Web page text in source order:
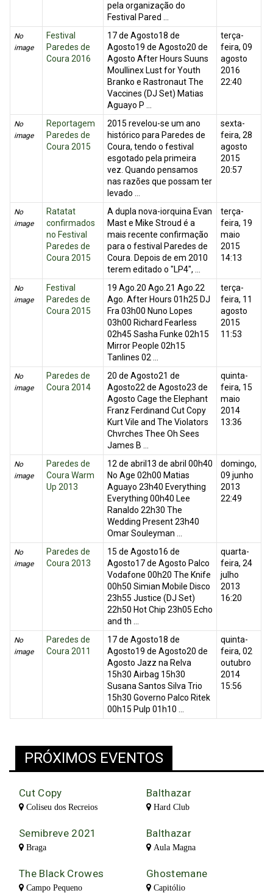
pela organização do
Festival Pared ...
No
image
Festival
Paredes de
Coura 2016
17 de Agosto18 de
Agosto19 de Agosto20 de
Agosto After Hours Suuns
Moullinex Lust for Youth
Branko e Rastronaut The
Vaccines (DJ Set) Matias
Aguayo P ...
terça-
feira, 09
agosto
2016
22:40
No
image
Reportagem
Paredes de
Coura 2015
2015 revelou-se um ano
histórico para Paredes de
Coura, tendo o festival
esgotado pela primeira
vez. Quando pensamos
nas razões que possam ter
levado ...
sexta-
feira, 28
agosto
2015
20:57
No
image
Ratatat
confirmados
no Festival
Paredes de
Coura 2015
A dupla nova-iorquina Evan
Mast e Mike Stroud é a
mais recente confirmação
para o festival Paredes de
Coura. Depois de em 2010
terem editado o "LP4", ...
terça-
feira, 19
maio
2015
14:13
No
image
Festival
Paredes de
Coura 2015
19 Ago.20 Ago.21 Ago.22
Ago. After Hours 01h25 DJ
Fra 03h00 Nuno Lopes
03h00 Richard Fearless
02h45 Sasha Funke 02h15
Mirror People 02h15
Tanlines 02 ...
terça-
feira, 11
agosto
2015
11:53
No
image
Paredes de
Coura 2014
20 de Agosto21 de
Agosto22 de Agosto23 de
Agosto Cage the Elephant
Franz Ferdinand Cut Copy
Kurt Vile and The Violators
Chvrches Thee Oh Sees
James B ...
quinta-
feira, 15
maio
2014
13:36
No
image
Paredes de
Coura Warm
Up 2013
12 de abril13 de abril 00h40
No Age 02h00 Matias
Aguayo 23h40 Everything
Everything 00h40 Lee
Ranaldo 22h30 The
Wedding Present 23h40
Omar Souleyman ...
domingo,
09 junho
2013
22:49
No
image
Paredes de
Coura 2013
15 de Agosto16 de
Agosto17 de Agosto Palco
Vodafone 00h20 The Knife
00h50 Simian Mobile Disco
23h55 Justice (DJ Set)
22h50 Hot Chip 23h05 Echo
and th ...
quarta-
feira, 24
julho
2013
16:20
No
image
Paredes de
Coura 2011
17 de Agosto18 de
Agosto19 de Agosto20 de
Agosto Jazz na Relva
15h30 Airbag 15h30
Susana Santos Silva Trio
15h30 Governo Palco Ritek
00h15 Pulp 01h10 ...
quinta-
feira, 02
outubro
2014
15:56
PRÓXIMOS EVENTOS
Cut Copy
Coliseu dos Recreios
Balthazar
Hard Club
Semibreve 2021
Braga
Balthazar
Aula Magna
The Black Crowes
Campo Pequeno
Ghostemane
Capitólio